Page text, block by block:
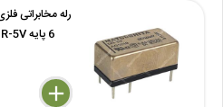
6 پایه AROMAT MATSUSHITA DR-5V
delete
remove
add